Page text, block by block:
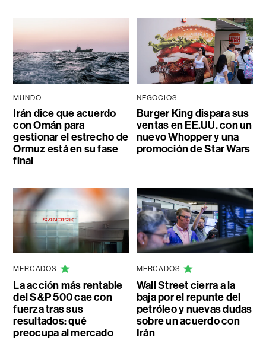
MUNDO
Irán dice que acuerdo
con Omán para
gestionar el estrecho de
Ormuz está en su fase
final
NEGOCIOS
Burger King dispara sus
ventas en EE.UU. con un
nuevo Whopper y una
promoción de Star Wars
MERCADOS
La acción más rentable
del S&P 500 cae con
fuerza tras sus
resultados: qué
preocupa al mercado
MERCADOS
Wall Street cierra a la
baja por el repunte del
petróleo y nuevas dudas
sobre un acuerdo con
Irán